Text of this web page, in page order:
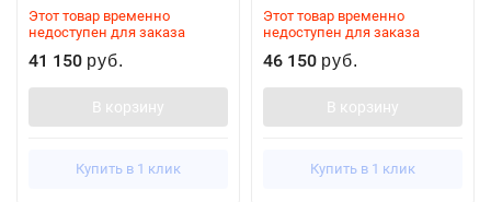
Этот товар временно
недоступен для заказа
41 150 руб.
В корзину
Купить в 1 клик
Этот товар временно
недоступен для заказа
46 150 руб.
В корзину
Купить в 1 клик